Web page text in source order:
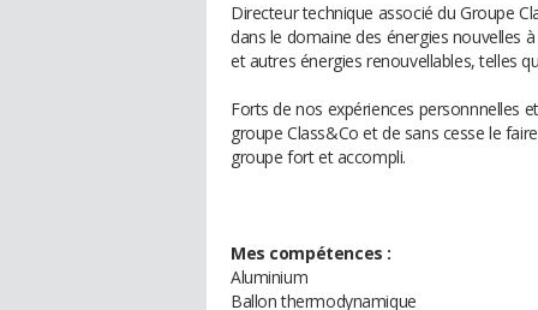
Directeur technique associé du Groupe
dans le domaine des énergies nouvelles
et autres énergies renouvellables, telles
Forts de nos expériences personnnelles
groupe Class&Co et de sans cesse le
groupe fort et accompli.
Mes compétences :
Aluminium
Ballon thermodynamique